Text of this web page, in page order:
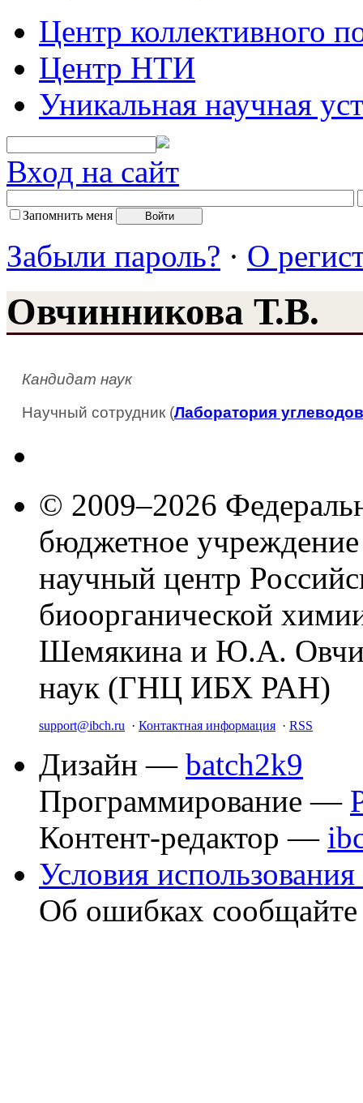
Центр коллективного
Центр НТИ
Уникальная научная
Вход на сайт
Запомнить меня
Забыли пароль? · О
Овчинникова Т.В.
Кандидат наук
Научный сотрудник (Лаборатория углеводов
© 2009–2026
бюджетное
научный центр
биоорганической
Шемякина и Ю.А.
наук (ГНЦ ИБХ РАН)
support@ibch.ru · Контактная информация · RSS
Дизайн — batch2k9
Программирование —
Контент-редактор —
Условия использования
Об ошибках